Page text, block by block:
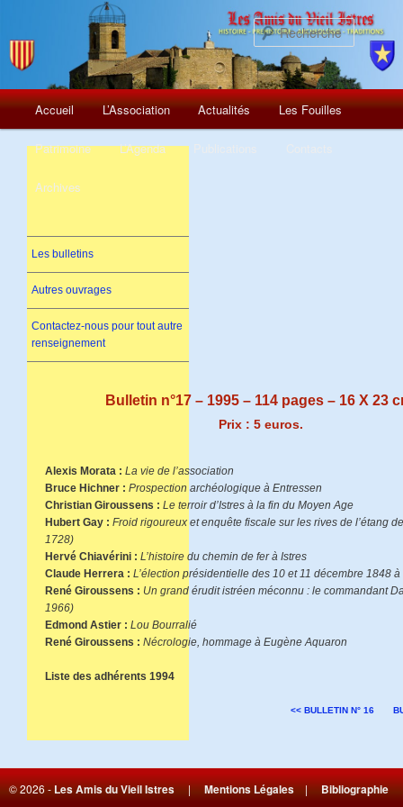
Menu
principal
Aller
au
Accueil L’Association Actualités Les Fouilles
Patrimoine L’Agenda
Archives
Les bulletins
Autres ouvrages
Contactez-nous pour tout autre
renseignement
Bulletin n°17 – 1995 – 114 pages – 16 X 23
Prix : 5 euros.
Alexis Morata : La vie de l’association
Bruce Hichner : Prospection archéologique à Entressen
Christian Giroussens : Le terroir d’Istres à la fin du Moyen Age
Hubert Gay : Froid rigoureux et enquête fiscale sur les rives de l’étang
1728)
Hervé Chiavérini : L’histoire du chemin de fer à Istres
Claude Herrera : L’élection présidentielle des 10 et 11 décembre 1848 à
René Giroussens : Un grand érudit istréen méconnu : le commandant
1966)
Edmond Astier : Lou Bourralié
René Giroussens : Nécrologie, hommage à Eugène Aquaron
Liste des adhérents 1994
<< BULLETIN N° 16
© 2026 -Les Amis du Vieil Istres|Mentions Légales|Bibliographie